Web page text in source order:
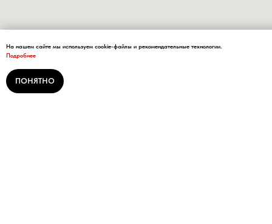
На нашем сайте мы используем cookie-файлы и рекомендательные технологии.
Подробнее
ПОНЯТНО